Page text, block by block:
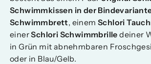
Schwimmkissen in der
Schwimmbrett, einem Schlori
einerSchlori Schwimmbrille deiner
in Grün mit abnehmbaren
oder in Blau/Gelb.